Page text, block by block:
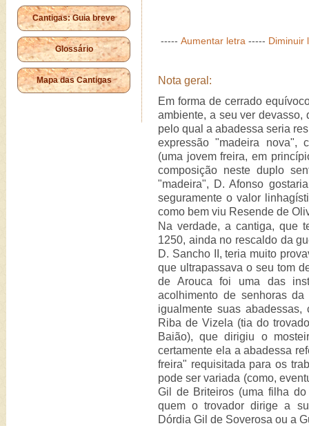
Cantigas: Guia breve
Glossário
Mapa das Cantigas
----- Aumentar letra ----- Diminuir
Nota geral:
Em forma de cerrado
ambiente, a seu ver devasso,
pelo qual a abadessa seria
expressão "madeira nova",
(uma jovem freira, em
composição neste duplo
"madeira", D. Afonso
seguramente o valor
como bem viu Resende de
Na verdade, a cantiga, que
1250, ainda no rescaldo da
D. Sancho II, teria muito
que ultrapassava o seu tom
de Arouca foi uma das
acolhimento de senhoras
igualmente suas
Riba de Vizela (tia do
Baião), que dirigiu o
certamente ela a abadessa
freira" requisitada para os
pode ser variada (como,
Gil de Briteiros (uma filha
quem o trovador dirige a
Dórdia Gil de Soverosa ou a